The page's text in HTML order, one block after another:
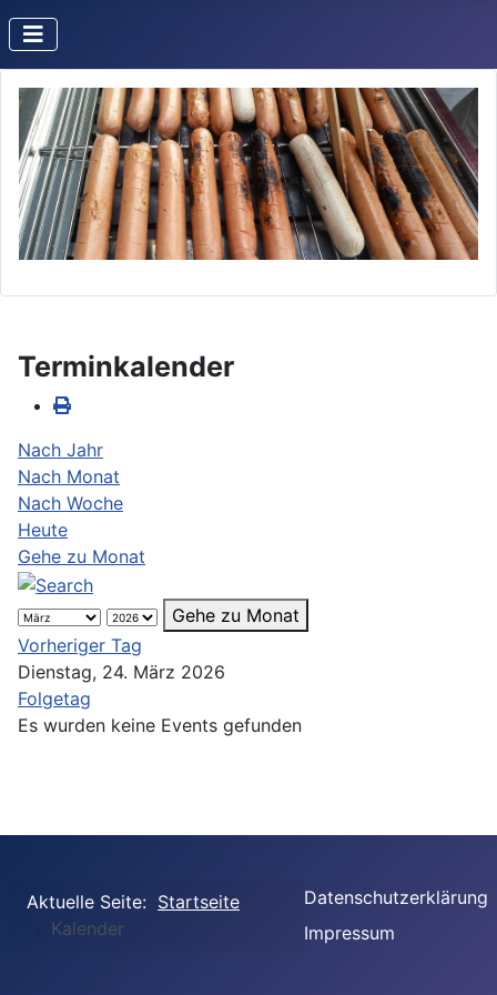
Terminkalender
Nach Jahr
Nach Monat
Nach Woche
Heute
Gehe zu Monat
Gehe zu Monat
Vorheriger Tag
Dienstag, 24. März 2026
Folgetag
Es wurden keine Events gefunden
Aktuelle Seite: Startseite
Kalender
Datenschutzerklärung
Impressum